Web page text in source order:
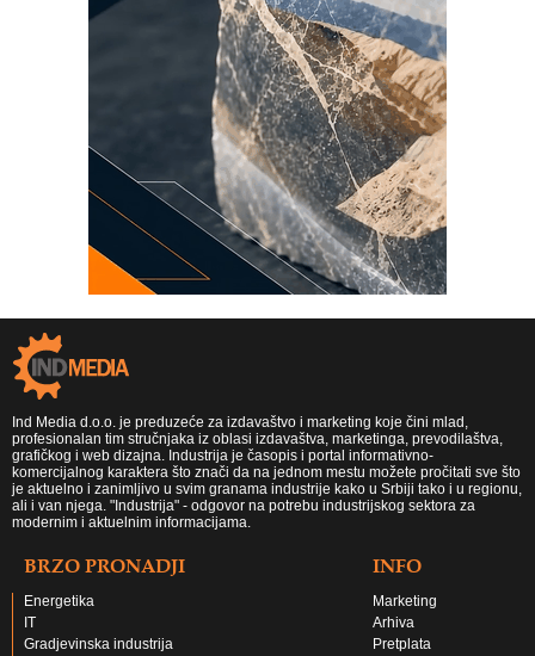
Ind Media d.o.o. je preduzeće za izdavaštvo i marketing koje čini mlad,
profesionalan tim stručnjaka iz oblasi izdavaštva, marketinga, prevodilaštva,
grafičkog i web dizajna. Industrija je časopis i portal informativno-
komercijalnog karaktera što znači da na jednom mestu možete pročitati sve što
je aktuelno i zanimljivo u svim granama industrije kako u Srbiji tako i u regionu,
ali i van njega. "Industrija" - odgovor na potrebu industrijskog sektora za
modernim i aktuelnim informacijama.
BRZO PRONADJI
Energetika
IT
Gradjevinska industrija
INFO
Marketing
Arhiva
Pretplata